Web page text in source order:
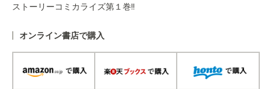
ストーリーコミカライズ第１巻!!
オンライン書店で購入